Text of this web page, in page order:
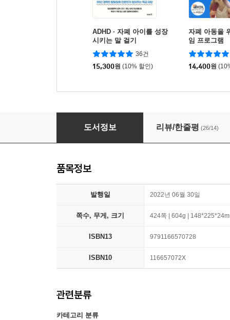
ADHD · 자폐 아이를 성장
시키는 말 걸기
36건
15,300원 (10% 할인)
자폐 아동을
임 프로그램
14,400원
기적의 아낫 바니엘 치유법
도서정보 리뷰/한줄평 (26/14)
품목정보
발행일 2022년 06월 30일
쪽수, 무게, 크기 424쪽 | 604g |
ISBN13 9791166570728
ISBN10 116657072X
관련분류
카테고리 분류